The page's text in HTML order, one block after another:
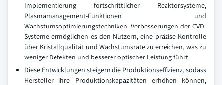
Implementierung fortschrittlicher Reaktorsysteme,
Plasmamanagement-Funktionen und
Wachstumsoptimierungstechniken. Verbesserungen der CVD-
Systeme ermöglichen es den Nutzern, eine präzise Kontrolle
über Kristallqualität und Wachstumsrate zu erreichen, was zu
weniger Defekten und besserer optischer Leistung führt.
Diese Entwicklungen steigern die Produktionseffizienz, sodass
Hersteller ihre Produktionskapazitäten erhöhen können,